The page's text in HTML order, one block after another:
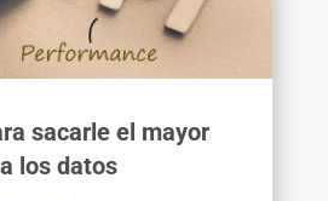
sacarle el mayor
los datos